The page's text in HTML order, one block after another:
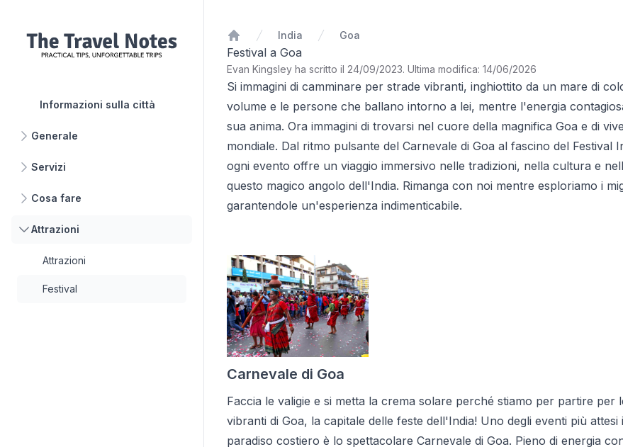
Informazioni sulla città
Generale
Servizi
Cosa fare
Attrazioni
Attrazioni
Festival
Home
India Goa
Festival a Goa
Evan Kingsley ha scritto il 24/09/2023. Ultima modifica: 14/06/2026
Si immagini di camminare per strade vibranti, inghiottito da un mare di
volume e le persone che ballano intorno a lei, mentre l'energia
sua anima. Ora immagini di trovarsi nel cuore della magnifica Goa e di
mondiale. Dal ritmo pulsante del Carnevale di Goa al fascino del Festival
ogni evento offre un viaggio immersivo nelle tradizioni, nella cultura e
questo magico angolo dell'India. Rimanga con noi mentre esploriamo i
garantendole un'esperienza indimenticabile.
Carnevale di Goa
Faccia le valigie e si metta la crema solare perché stiamo per partire per
vibranti di Goa, la capitale delle feste dell'India! Uno degli eventi più attesi
paradiso costiero è lo spettacolare Carnevale di Goa. Pieno di energia